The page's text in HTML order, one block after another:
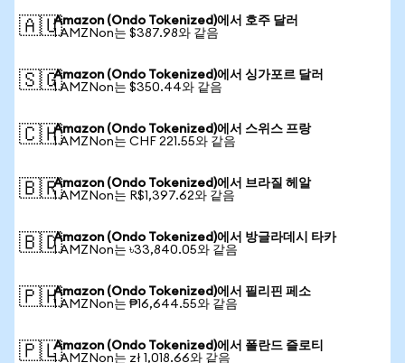
🇦🇺Amazon (Ondo Tokenized)에서 호주 달러
1 AMZNon는 $387.98와 같음
🇸🇬Amazon (Ondo Tokenized)에서 싱가포르 달러
1 AMZNon는 $350.44와 같음
🇨🇭Amazon (Ondo Tokenized)에서 스위스 프랑
1 AMZNon는 CHF 221.55와 같음
🇧🇷Amazon (Ondo Tokenized)에서 브라질 헤알
1 AMZNon는 R$1,397.62와 같음
🇧🇩Amazon (Ondo Tokenized)에서 방글라데시 타카
1 AMZNon는 ৳33,840.05와 같음
🇵🇭Amazon (Ondo Tokenized)에서 필리핀 페소
1 AMZNon는 ₱16,644.55와 같음
🇵🇱Amazon (Ondo Tokenized)에서 폴란드 즐로티
1 AMZNon는 zł 1,018.66와 같음